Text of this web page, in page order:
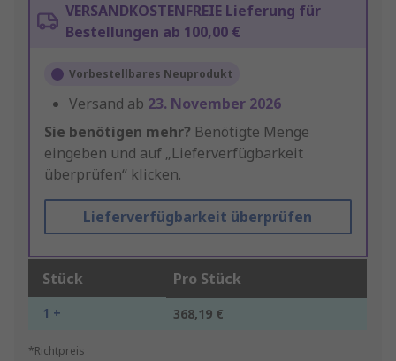
VERSANDKOSTENFREIE Lieferung für
Bestellungen ab 100,00 €
Vorbestellbares Neuprodukt
Versand ab 23. November 2026
Sie benötigen mehr? Benötigte Menge
eingeben und auf „Lieferverfügbarkeit
überprüfen“ klicken.
Lieferverfügbarkeit überprüfen
Stück Pro Stück
1 + 368,19 €
*Richtpreis